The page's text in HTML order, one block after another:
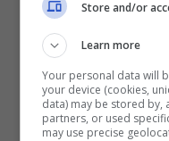
Bounty Bob
tornato ed è
dopo le sue
2049er. Aiutate
nuove caverne
Store and/or
Learn more
Your personal data will
your device (cookies,
data) may be stored by,
partners, or used
may use precise